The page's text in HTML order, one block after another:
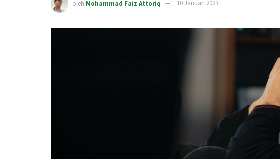
oleh Mohammad Faiz Attoriq 10 Januari 2023